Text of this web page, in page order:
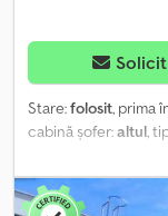
Stare:folosit, prima
cabină șofer:altul,
,
spațiului de
2.380 mm
, înălțime